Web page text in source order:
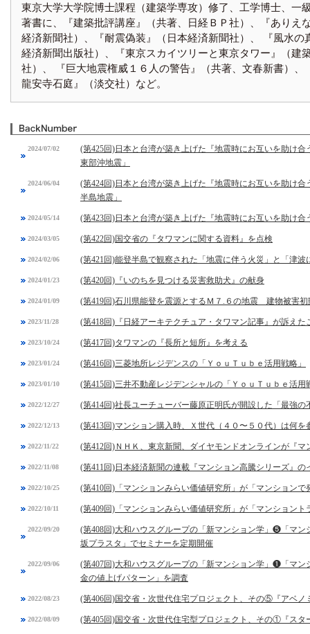
東京大学大学院博士課程（建築学専攻）修了、工学博士、一
著書に、『建築批評講座』（共著、日経ＢＰ社）、『ありえ
経済新聞社）、『耐震偽装』（日本経済新聞社）、 『風水の
経済新聞出版社）、『東京スカイツリーと東京タワー』（建
社）、 『巨大地震権威１６人の警告』（共著、文春新書）
龍安寺石庭』（淡交社）など。
2024/07/02
(第425回)日本と台湾が築き上げた『地震時にお互いを助け
東部沖地震」
2024/06/04
(第424回)日本と台湾が築き上げた『地震時にお互いを助け
半島地震」
2024/05/14 (第423回)日本と台湾が築き上げた『地震時にお互いを助け合
2024/03/05 (第422回)国交省の『タワマンに関する資料』を点検
2024/02/06 (第421回)能登半島で観察された「地震に伴う火災」と「津波
2024/01/23 (第420回)『いのちを見つける災害救助犬』の献身
2024/01/09 (第419回)石川県能登を震源とするＭ７.６の地震 建物被害初
2023/11/28 (第418回)『日経アーキテクチュア・タワマン記事』が訴えた
2023/10/24 (第417回)タワマンの『長所と短所』を考える
2023/01/24 (第416回)三菱地所レジデンスの「ＹｏｕＴｕｂｅ活用戦略」
2023/01/10 (第415回)三井不動産レジデンシャルの「ＹｏｕＴｕｂｅ活用
2022/12/27 (第414回)社長ユーチューバー藤原正明氏が開設した「最強の
2022/12/13 (第413回)マンション購入時、Ｘ世代（４０〜５０代）は何を
2022/11/22 (第412回)ＮＨＫ、東京新聞、ダイヤモンドオンラインが『マ
2022/11/08 (第411回)日本経済新聞の連載『マンション高騰シリーズ』の
2022/10/25 (第410回)「マンションみらい価値研究所」が「マンションで
2022/10/11 (第409回)「マンションみらい価値研究所」が「マンショント
2022/09/20
(第408回)大和ハウスグループの「新マンション学」❺「マン
坂プラスタ」でセミナーを定期開催
2022/09/06
(第407回)大和ハウスグループの「新マンション学」❶「マン
金の値上げパターン」を調査
2022/08/23 (第406回)国交省・次世代住宅プロジェクト、その⑤『アベノ
2022/08/09 (第405回)国交省・次世代住宅型プロジェクト、その①『スタ